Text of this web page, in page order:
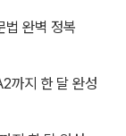
완벽 정복
까지 한 달 완성